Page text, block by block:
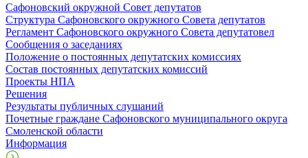
Сафоновский окружной Совет депутатов
Структура Сафоновского окружного Совета депутатов
Регламент Сафоновского окружного Совета депутатовел
Сообщения о заседаниях
Положение о постоянных депутатских комиссиях
Состав постоянных депутатских комиссий
Проекты НПА
Решения
Результаты публичных слушаний
Почетные граждане Сафоновского муниципального округа
Смоленской области
Информация